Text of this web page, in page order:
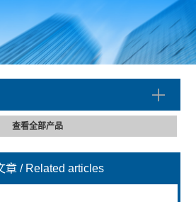
查看全部产品
章 / Related articles